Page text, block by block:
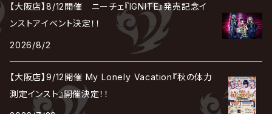
アンティック-珈琲店-
河村隆一
Chanty
Janne Da Arc
sugar
Jupiter
TAKE NO BREAK
DEZERT
deadman
ビバラッシュ
Blu-BiLLioN
BULL ZEICHEN 88
The Benjamin
摩天楼オペラ
THE MADNA
MAMA.
LAB.THE BASEMENT / ラボ ザ ベヰスメント
LIBRAVEL / リブラヴェル
Lill
REIGN
RAZOR
LSN / The LEGENDARY SIX NINE
ロマン急行
【大阪店】8/12開催 ニーチェ『IGNITE』発売記念イ
ンストアイベント決定！！
2026/8/2
【大阪店】9/12開催 My Lonely Vacation『秋の体力
測定インスト』開催決定！！